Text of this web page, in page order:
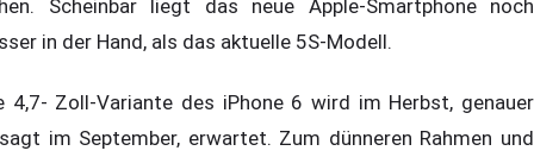
Scheinbar liegt das neue Apple-Smartphone noch
in der Hand, als das aktuelle 5S-Modell.
4,7- Zoll-Variante des iPhone 6 wird im Herbst, genauer
im September, erwartet. Zum dünneren Rahmen und